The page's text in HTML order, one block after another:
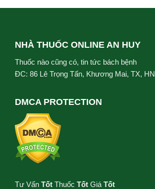
NHÀ THUỐC ONLINE AN HUY
Thuốc nào cũng có, tin tức bách bệnh
ĐC: 86 Lê Trọng Tấn, Khương Mai, TX, HN
DMCA PROTECTION
Tư Vấn Tốt Thuốc Tốt Giá Tốt